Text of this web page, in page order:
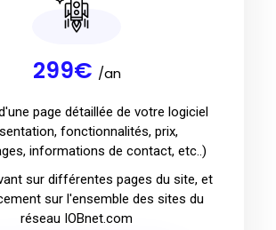
299€ /an
page détaillée de votre logiciel
fonctionnalités, prix,
informations de contact, etc..)
sur différentes pages du site, et
sur l'ensemble des sites du
réseau IOBnet.com